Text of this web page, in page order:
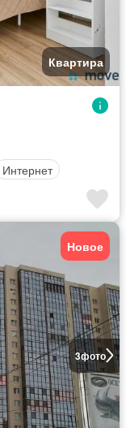
Квартира
Интернет
3фото
Новое